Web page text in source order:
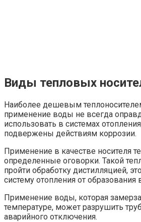
Виды тепловых
Наиболее дешевым
применение воды не всегда
использовать в системах
подвержены действиям коррозии.
Применение в качестве носителя
определенные оговорки. Такой
пройти обработку дистилляцией,
систему отопления от образования
Применение воды, которая
температуре, может разрушить
аварийного отключения.